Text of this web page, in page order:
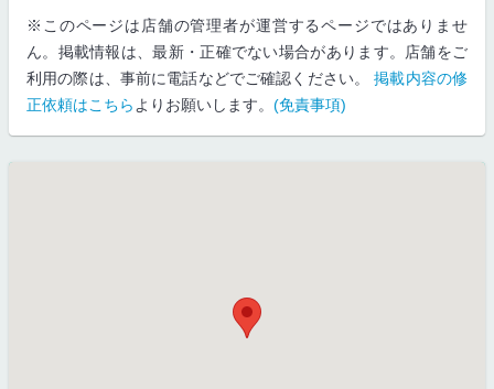
※このページは店舗の管理者が運営するページではありませ
ん。掲載情報は、最新・正確でない場合があります。店舗をご
利用の際は、事前に電話などでご確認ください。掲載内容の修
正依頼はこちら よりお願いします。 (免責事項)